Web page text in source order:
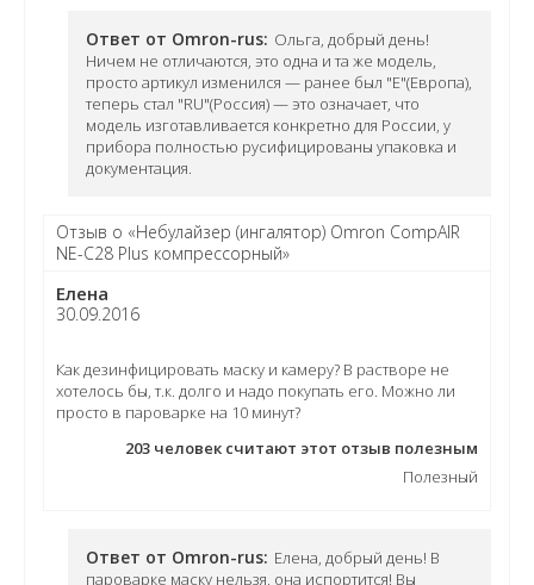
Ответ от Omron-rus: Ольга, добрый день!
Ничем не отличаются, это одна и та же модель,
просто артикул изменился — ранее был "Е"(Европа),
теперь стал "RU"(Россия) — это означает, что
модель изготавливается конкретно для России, у
прибора полностью русифицированы упаковка и
документация.
Отзыв о «Небулайзер (ингалятор) Omron CompAIR
NE-C28 Plus компрессорный»
Елена
30.09.2016
Как дезинфицировать маску и камеру? В растворе не
хотелось бы, т.к. долго и надо покупать его. Можно ли
просто в пароварке на 10 минут?
203 человек считают этот отзыв полезным
Полезный
Ответ от Omron-rus: Елена, добрый день! В
пароварке маску нельзя, она испортится! Вы